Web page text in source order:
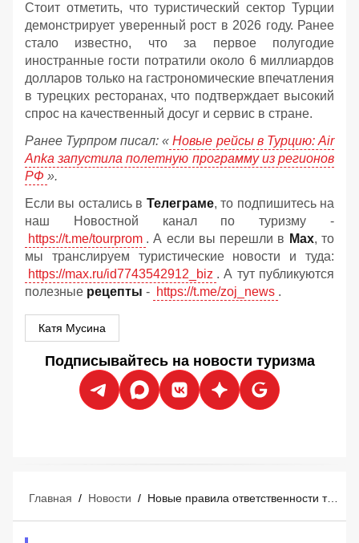
Стоит отметить, что туристический сектор Турции
демонстрирует уверенный рост в 2026 году. Ранее
стало известно, что за первое полугодие
иностранные гости потратили около 6 миллиардов
долларов только на гастрономические впечатления
в турецких ресторанах, что подтверждает высокий
спрос на качественный досуг и сервис в стране.
Ранее Турпром писал: « Новые рейсы в Турцию: Air
Anka запустила полетную программу из регионов
РФ ».
Если вы остались в Телеграме, то подпишитесь на
наш Новостной канал по туризму -
https://t.me/tourprom . А если вы перешли в Мах, то
мы транслируем туристические новости и туда:
https://max.ru/id7743542912_biz . А тут публикуются
полезные рецепты - https://t.me/zoj_news .
Катя Мусина
Подписывайтесь на новости туризма
Главная / Новости / Новые правила ответственности туроператоров и турагентов: что изменится